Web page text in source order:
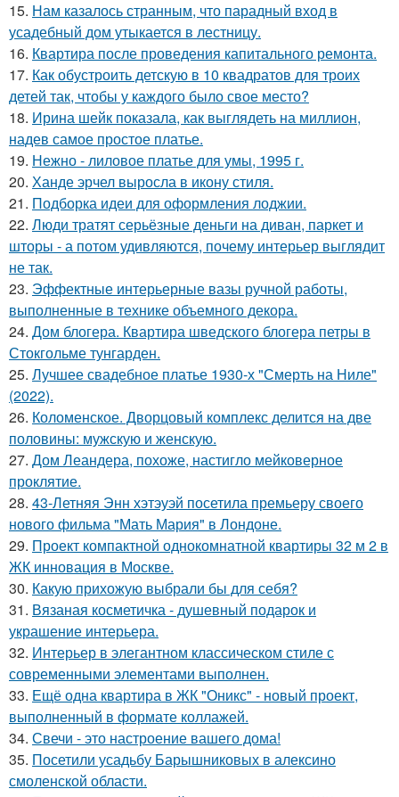
15. Нам казалось странным, что парадный вход в
усадебный дом утыкается в лестницу.
16. Квартира после проведения капитального ремонта.
17. Как обустроить детскую в 10 квадратов для троих
детей так, чтобы у каждого было свое место?
18. Ирина шейк показала, как выглядеть на миллион,
надев самое простое платье.
19. Нежно - лиловое платье для умы, 1995 г.
20. Ханде эрчел выросла в икону стиля.
21. Подборка идеи для оформления лоджии.
22. Люди тратят серьёзные деньги на диван, паркет и
шторы - а потом удивляются, почему интерьер выглядит
не так.
23. Эффектные интерьерные вазы ручной работы,
выполненные в технике объемного декора.
24. Дом блогера. Квартира шведского блогера петры в
Стокгольме тунгарден.
25. Лучшее свадебное платье 1930-х "Смерть на Ниле"
(2022).
26. Коломенское. Дворцовый комплекс делится на две
половины: мужскую и женскую.
27. Дом Леандера, похоже, настигло мейковерное
проклятие.
28. 43-Летняя Энн хэтэуэй посетила премьеру своего
нового фильма "Мать Мария" в Лондоне.
29. Проект компактной однокомнатной квартиры 32 м 2 в
ЖК инновация в Москве.
30. Какую прихожую выбрали бы для себя?
31. Вязаная косметичка - душевный подарок и
украшение интерьера.
32. Интерьер в элегантном классическом стиле с
современными элементами выполнен.
33. Ещё одна квартира в ЖК "Оникс" - новый проект,
выполненный в формате коллажей.
34. Свечи - это настроение вашего дома!
35. Посетили усадьбу Барышниковых в алексино
смоленской области.